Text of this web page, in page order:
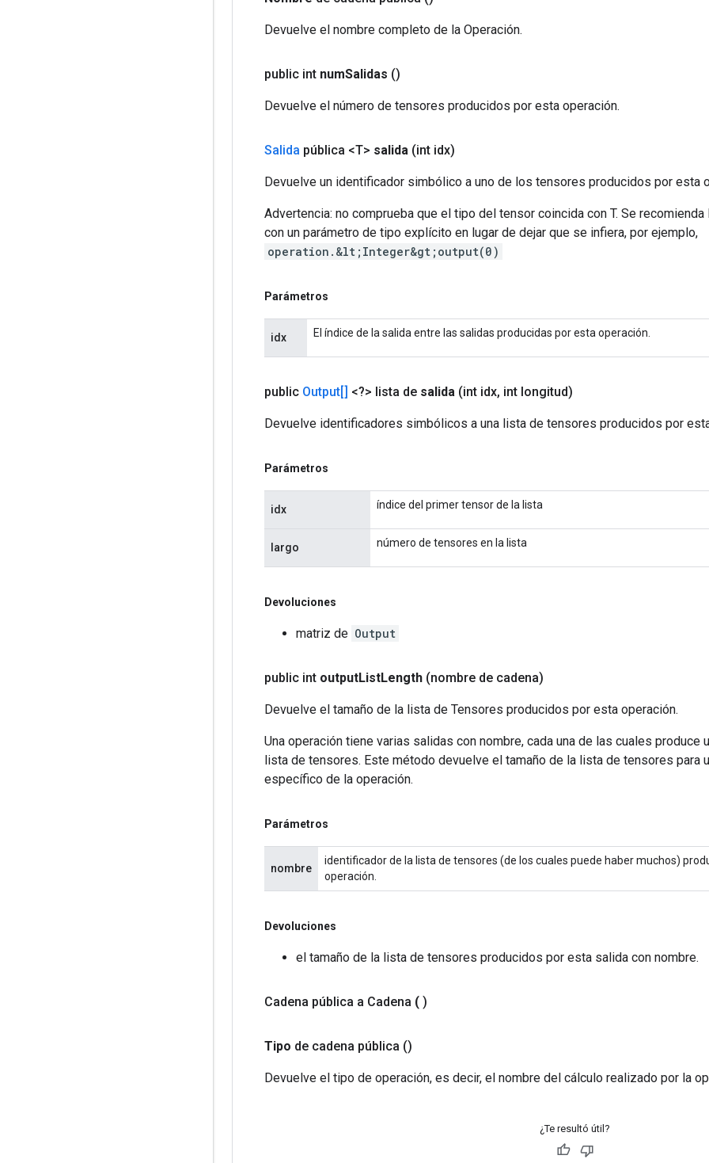
Devuelve el nombre completo de la Operación.
public int numSalidas ()
Devuelve el número de tensores producidos por esta operación.
Salida pública <T> salida (int idx)
Devuelve un identificador simbólico a uno de los tensores producidos por esta
Advertencia: no comprueba que el tipo del tensor coincida con T. Se
con un parámetro de tipo explícito en lugar de dejar que se infiera, por ejemplo,
operation.&lt;Integer&gt;output(0)
Parámetros
idx El índice de la salida entre las salidas producidas por esta operación.
public Output[] <?> lista de salida (int idx, int longitud)
Devuelve identificadores simbólicos a una lista de tensores producidos por
Parámetros
idx índice del primer tensor de la lista
largo número de tensores en la lista
Devoluciones
matriz de Output
public int outputListLength (nombre de cadena)
Devuelve el tamaño de la lista de Tensores producidos por esta operación.
Una operación tiene varias salidas con nombre, cada una de las cuales produce
lista de tensores. Este método devuelve el tamaño de la lista de tensores para
específico de la operación.
Parámetros
nombre
identificador de la lista de tensores (de los cuales puede haber muchos)
operación.
Devoluciones
el tamaño de la lista de tensores producidos por esta salida con nombre.
Cadena pública a Cadena ( )
Tipo de cadena pública ()
Devuelve el tipo de operación, es decir, el nombre del cálculo realizado por la
¿Te resultó útil?